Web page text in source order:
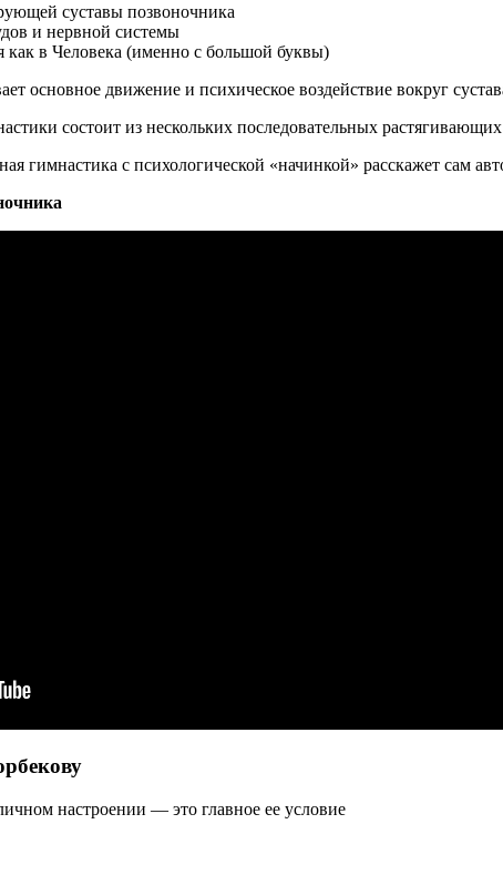
суставы позвоночника
и нервной системы
как в Человека (именно с большой буквы)
основное движение и психическое воздействие вокруг
состоит из нескольких последовательных
гимнастика с психологической «начинкой» расскажет сам
настроении — это главное ее условие